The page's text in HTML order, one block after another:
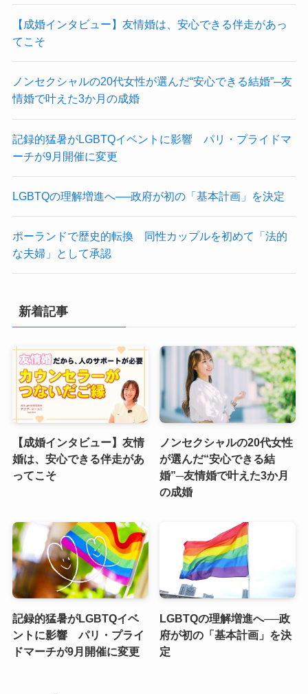
【成婚インタビュー】友情婚は、安心できる伴走があっ
てこそ
ノンセクシャルの20代女性が選んだ“安心できる結婚”─友
情婚で叶えた3か月の成婚
記録的猛暑がLGBTQイベントに影響 パリ・プライドマ
ーチが9月開催に変更
LGBTQの理解増進へ──政府が初の「基本計画」を決定
ポーランドで歴史的転換 同性カップルを初めて「法的
な夫婦」として承認
新着記事
【成婚インタビュー】友情
婚は、安心できる伴走があ
ってこそ
ノンセクシャルの20代女性
が選んだ“安心できる結
婚”─友情婚で叶えた3か月
の成婚
記録的猛暑がLGBTQイベ
ントに影響 パリ・プライ
ドマーチが9月開催に変更
LGBTQの理解増進へ──政
府が初の「基本計画」を決
定